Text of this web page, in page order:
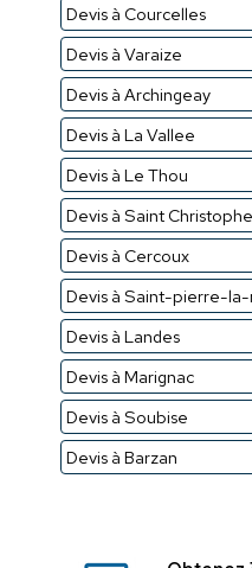
Devis à Courcelles
Devis à Varaize
Devis à Archingeay
Devis à La Vallee
Devis à Le Thou
Devis à Saint Christophe
Devis à Cercoux
Devis à Saint-pierre-
Devis à Landes
Devis à Marignac
Devis à Soubise
Devis à Barzan